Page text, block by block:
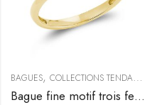
BAGUES, COLLECTIONS TENDANCES
Bague fine motif trois feuilles sertie de diamants